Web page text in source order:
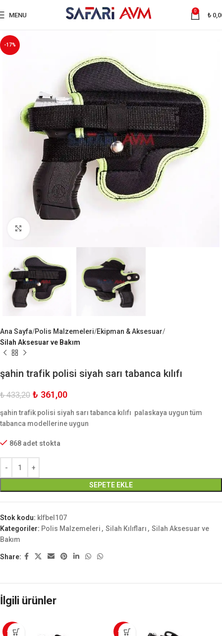
MENU
0
₺
-17%
Ana Sayfa Polis Malzemeleri Ekipman & Aksesuar
Silah Aksesuar ve Bakım
şahin trafik polisi siyah sarı tabanca kılıfı
₺433,20 ₺ 361,00
şahin trafik polisi siyah sarı tabanca kılıfı palaskaya uygun tüm
tabanca modellerine uygun
868 adet stokta
SEPETE EKLE
Stok kodu: klfbel107
Kategoriler: Polis Malzemeleri , Silah Kılıfları , Silah Aksesuar ve
Bakım
Share:
İlgili ürünler
-20% -20%